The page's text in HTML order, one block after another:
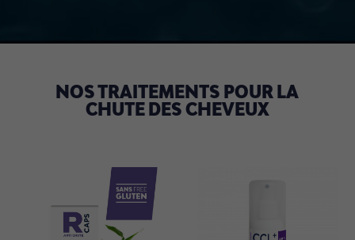
NOS TRAITEMENTS POUR LA
CHUTE DES CHEVEUX